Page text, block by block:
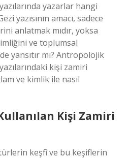
yazarlar hangi
yazısının amacı, sadece
anlatmak mıdır, yoksa
ve toplumsal
yansıtır mı? Antropolojik
kişi zamiri
ve kimlik ile nasıl
Kişi Zamiri
keşfi ve bu keşiflerin